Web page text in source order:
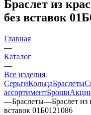
Браслет из
без вставок
Главная
—
Каталог
—
Все изделия
СерьгиКольцаБраслеты
ассортиментБроши
—Браслеты—Браслет из
вставок 01Б0121086